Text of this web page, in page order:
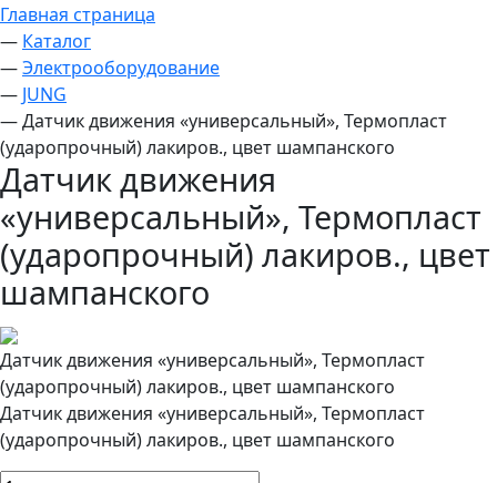
Главная страница
— Каталог
—Электрооборудование
— JUNG
—Датчик движения «универсальный», Термопласт
(ударопрочный) лакиров., цвет шампанского
Датчик движения
«универсальный», Термопласт
(ударопрочный) лакиров., цвет
шампанского
Датчик движения «универсальный», Термопласт
(ударопрочный) лакиров., цвет шампанского
Датчик движения «универсальный», Термопласт
(ударопрочный) лакиров., цвет шампанского